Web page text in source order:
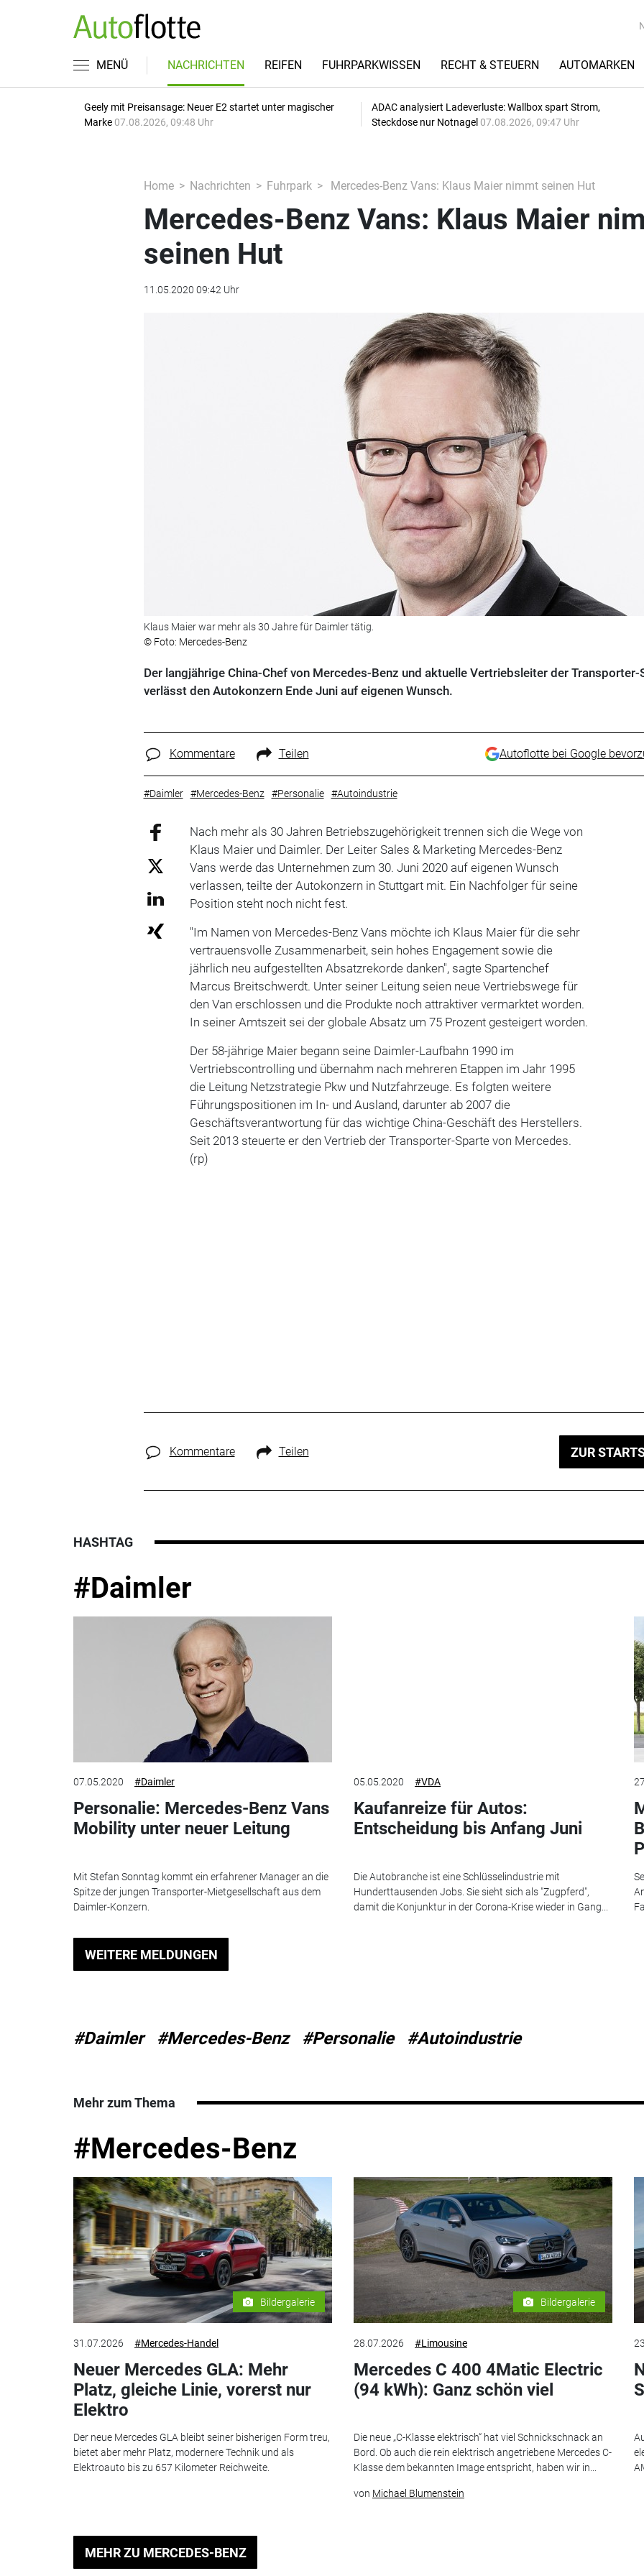
MENÜ NACHRICHTEN REIFEN FUHRPARKWISSEN RECHT & STEUERN AUTOMARKEN
Geely mit Preisansage: Neuer E2 startet unter magischer
Marke 07.08.2026, 09:48 Uhr
ADAC analysiert Ladeverluste: Wallbox spart Strom,
Steckdose nur Notnagel 07.08.2026, 09:47 Uhr
Home Nachrichten Fuhrpark Mercedes-Benz Vans: Klaus Maier nimmt seinen Hut
Mercedes-Benz Vans: Klaus Maier
seinen Hut
11.05.2020 09:42 Uhr
Klaus Maier war mehr als 30 Jahre für Daimler tätig.
© Foto: Mercedes-Benz
Der langjährige China-Chef von Mercedes-Benz und aktuelle Vertriebsleiter der Transporter-
verlässt den Autokonzern Ende Juni auf eigenen Wunsch.
Kommentare Teilen Autoflotte bei Google
#Daimler #Mercedes-Benz #Personalie #Autoindustrie
Nach mehr als 30 Jahren Betriebszugehörigkeit trennen sich die Wege von
Klaus Maier und Daimler. Der Leiter Sales & Marketing Mercedes-Benz
Vans werde das Unternehmen zum 30. Juni 2020 auf eigenen Wunsch
verlassen, teilte der Autokonzern in Stuttgart mit. Ein Nachfolger für seine
Position steht noch nicht fest.
"Im Namen von Mercedes-Benz Vans möchte ich Klaus Maier für die sehr
vertrauensvolle Zusammenarbeit, sein hohes Engagement sowie die
jährlich neu aufgestellten Absatzrekorde danken", sagte Spartenchef
Marcus Breitschwerdt. Unter seiner Leitung seien neue Vertriebswege für
den Van erschlossen und die Produkte noch attraktiver vermarktet worden.
In seiner Amtszeit sei der globale Absatz um 75 Prozent gesteigert worden.
Der 58-jährige Maier begann seine Daimler-Laufbahn 1990 im
Vertriebscontrolling und übernahm nach mehreren Etappen im Jahr 1995
die Leitung Netzstrategie Pkw und Nutzfahrzeuge. Es folgten weitere
Führungspositionen im In- und Ausland, darunter ab 2007 die
Geschäftsverantwortung für das wichtige China-Geschäft des Herstellers.
Seit 2013 steuerte er den Vertrieb der Transporter-Sparte von Mercedes.
(rp)
Kommentare Teilen ZUR
HASHTAG
#Daimler
07.05.2020 #Daimler
Personalie: Mercedes-Benz Vans
Mobility unter neuer Leitung
Mit Stefan Sonntag kommt ein erfahrener Manager an die
Spitze der jungen Transporter-Mietgesellschaft aus dem
Daimler-Konzern.
05.05.2020 #VDA
Kaufanreize für Autos:
Entscheidung bis Anfang Juni
Die Autobranche ist eine Schlüsselindustrie mit
Hunderttausenden Jobs. Sie sieht sich als "Zugpferd",
damit die Konjunktur in der Corona-Krise wieder in Gang...
WEITERE MELDUNGEN
#Daimler #Mercedes-Benz #Personalie #Autoindustrie
Mehr zum Thema
#Mercedes-Benz
Bildergalerie
31.07.2026 #Mercedes-Handel
Neuer Mercedes GLA: Mehr
Platz, gleiche Linie, vorerst nur
Elektro
Der neue Mercedes GLA bleibt seiner bisherigen Form treu,
bietet aber mehr Platz, modernere Technik und als
Elektroauto bis zu 657 Kilometer Reichweite.
Bildergalerie
28.07.2026 #Limousine
Mercedes C 400 4Matic Electric
(94 kWh): Ganz schön viel
Die neue „C-Klasse elektrisch“ hat viel Schnickschnack an
Bord. Ob auch die rein elektrisch angetriebene Mercedes C-
Klasse dem bekannten Image entspricht, haben wir in...
von Michael Blumenstein
MEHR ZU MERCEDES-BENZ